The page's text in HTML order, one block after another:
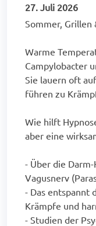
27. Juli 2026
Sommer, Grillen
Warme
Campylobacter
Sie lauern oft
führen zu
Wie hilft
aber eine
- Über die
Vagusnerv
- Das entspannt
Krämpfe und
- Studien der